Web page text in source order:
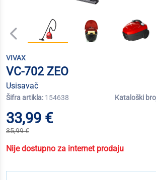
VIVAX
VC-702 ZEO
Usisavač
Šifra artikla: 154638 Kataloški
33,99 €
35,99 €
Nije dostupno za internet prodaju